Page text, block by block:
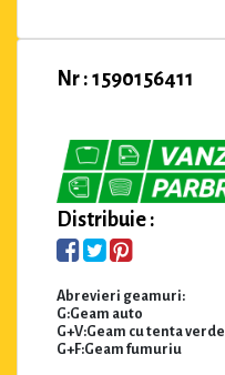
Nr : 1590156411
Distribuie :
Abrevieri geamuri:
G:Geam auto
G+V:Geam cu tenta verde
G+F:Geam fumuriu